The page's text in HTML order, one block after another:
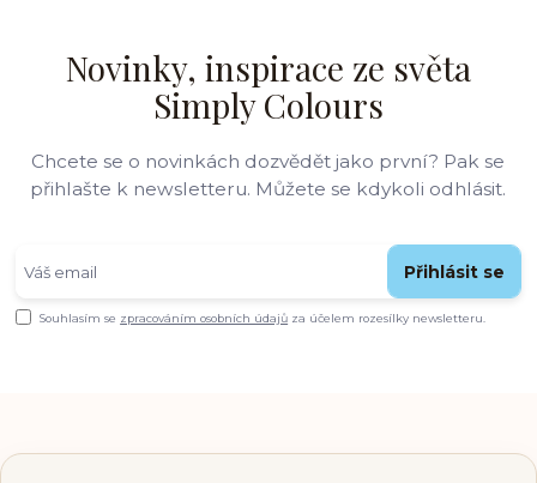
Novinky, inspirace ze světa
Simply Colours
Chcete se o novinkách dozvědět jako první? Pak se
přihlašte k newsletteru. Můžete se kdykoli odhlásit.
Přihlásit se
Souhlasím se zpracováním osobních údajů za účelem rozesílky newsletteru.